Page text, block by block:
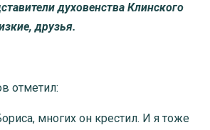
духовенства Клинского
друзья.
отметил:
многих он крестил. И я тоже